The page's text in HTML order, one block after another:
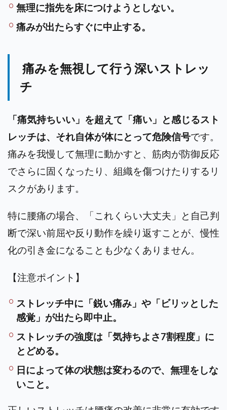
無理に指先を床につけようとしない。
痛みが出たらすぐに中止する。
痛みを無視して行う深いストレッ
チ
「痛気持ちいい」を超えて「痛い」と感じるスト
レッチは、それ自体が体にとって危険信号です。
痛みを我慢して無理に動かすと、筋肉が防御反応
でさらに固くなったり、組織を傷つけたりするリ
スクがあります。
特に腰痛の場合、「これくらい大丈夫」と自己判
断で深い前屈や反り動作を繰り返すことが、慢性
化の引き金になることも少なくありません。
【注意ポイント】
ストレッチ中に「鋭い痛み」や「ビリッとした
感覚」が出たら即中止。
ストレッチの強度は「気持ちよさ7割程度」に
とどめる。
日によって体の状態は変わるので、無理をしな
いこと。